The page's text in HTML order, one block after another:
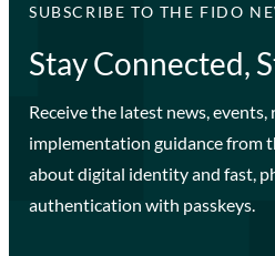
SUBSCRIBE TO THE FIDO
Stay Connected,
Receive the latest news, events,
implementation guidance from
about digital identity and fast,
authentication with passkeys.